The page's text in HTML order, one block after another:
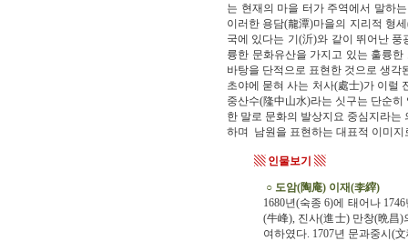
는 현재의 마을 터가 주역에서 말하
이러한 용담(龍潭)마을의 지리적 형
국에 있다는 기(沂)와 같이 뛰어난
륭한 문화유산을 가지고 있는 훌륭
바탕을 단적으로 표현한 것으로 생각
초야에 묻혀 사는 처사(處士)가 이럴
중산수(隆中山水)라는 싯구는 단순
한 말로 문화의 발상지요 중심지라
하며 남원을 표현하는 대표적 이미
▧ 인물보기 ▧
○ 도암(陶庵) 이재(李縡)
1680년(숙종 6)에 태어나
(牛峰), 진사(進士) 만창(晩昌)
여하였다. 1707년 문과중시(